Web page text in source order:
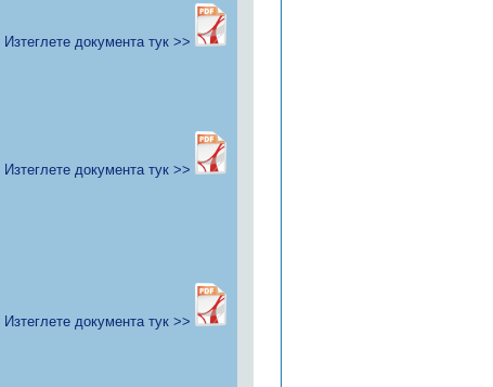
Изтеглете документа тук >>
Изтеглете документа тук >>
Изтеглете документа тук >>